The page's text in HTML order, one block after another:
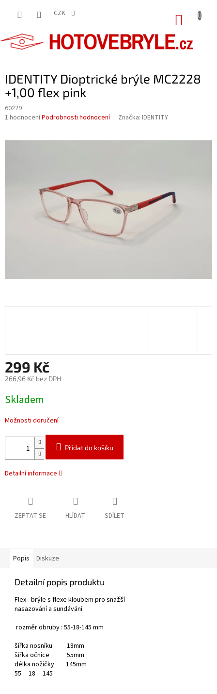
CZK
IDENTITY Dioptrické brýle MC2228
+1,00 flex pink
60229
Průměrné
1 hodnoceníPodrobnosti hodnocení Značka: IDENTITY
299 Kč
266,96 Kč bez DPH
cena:
Skladem
Možnosti doručení
Přidat do košíku
Detailní informace
ZEPTAT SE HLÍDAT SDÍLET
Popis Diskuze
Detailní popis produktu
Flex - brýle s flexe kloubem pro snažší
nasazování a sundávání
rozměr obruby : 55-18-145 mm
šířka nosníku 18mm
šířka očnice 55mm
délka nožičky 145mm
55
18 145